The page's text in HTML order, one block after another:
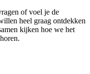
of voel je de
heel graag ontdekken
kijken hoe we het